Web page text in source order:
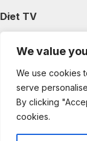
We value
We use cookies
serve
By clicking
cookies.
Diet TV
Κατηγορίες
Ακολουθήστε
Copyright © 2025